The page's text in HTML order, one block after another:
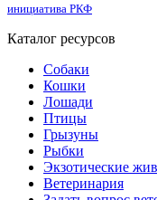
инициатива РКФ
Каталог ресурсов
Собаки
Кошки
Лошади
Птицы
Грызуны
Рыбки
Экзотические
Ветеринария